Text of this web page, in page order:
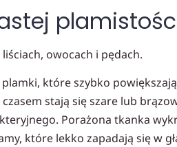
owocach i pędach.
które szybko
stają się szare lub
Porażona tkanka
które lekko zapadają się w